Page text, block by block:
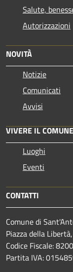
Salute,
Autorizzazioni
NOVITÀ
Notizie
Comunicati
Avvisi
VIVERE IL COMUNE
Luoghi
Eventi
CONTATTI
Comune di
Piazza della
Codice Fiscale:
Partita IVA: